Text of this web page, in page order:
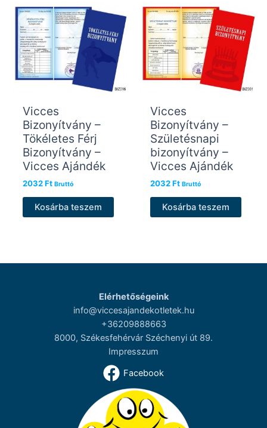
Vicces
Bizonyítvány –
Tökéletes Férj
Bizonyítvány –
Vicces Ajándék
2032Ft Bruttó
Kosárba teszem
Vicces
Bizonyítvány –
Születésnapi
bizonyítvány –
Vicces Ajándék
2032Ft Bruttó
Kosárba teszem
Elérhetőségeink
info@viccesajandekotletek.hu
+36209888663
8000, Székesfehérvár Széchenyi út 89.
Impresszum
Facebook